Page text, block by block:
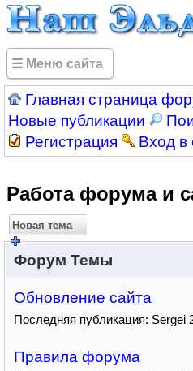
☰ Меню сайта
Главная страница
Новые публикации
Регистрация
Вход в
Работа форума и
Новая тема
Форум Темы
Обновление сайта
Последняя публикация: Sergei
Правила форума